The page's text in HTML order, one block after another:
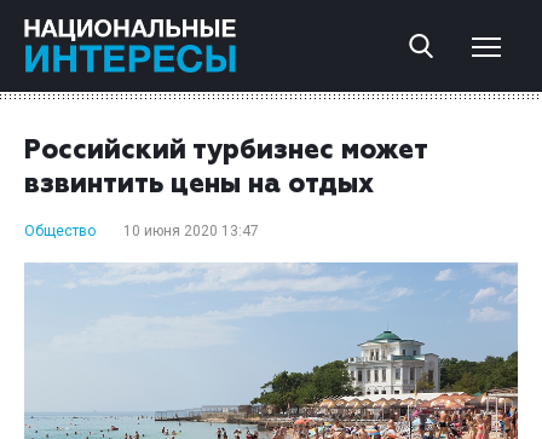
Российский турбизнес может
взвинтить цены на отдых
Общество 10 июня 2020 13:47